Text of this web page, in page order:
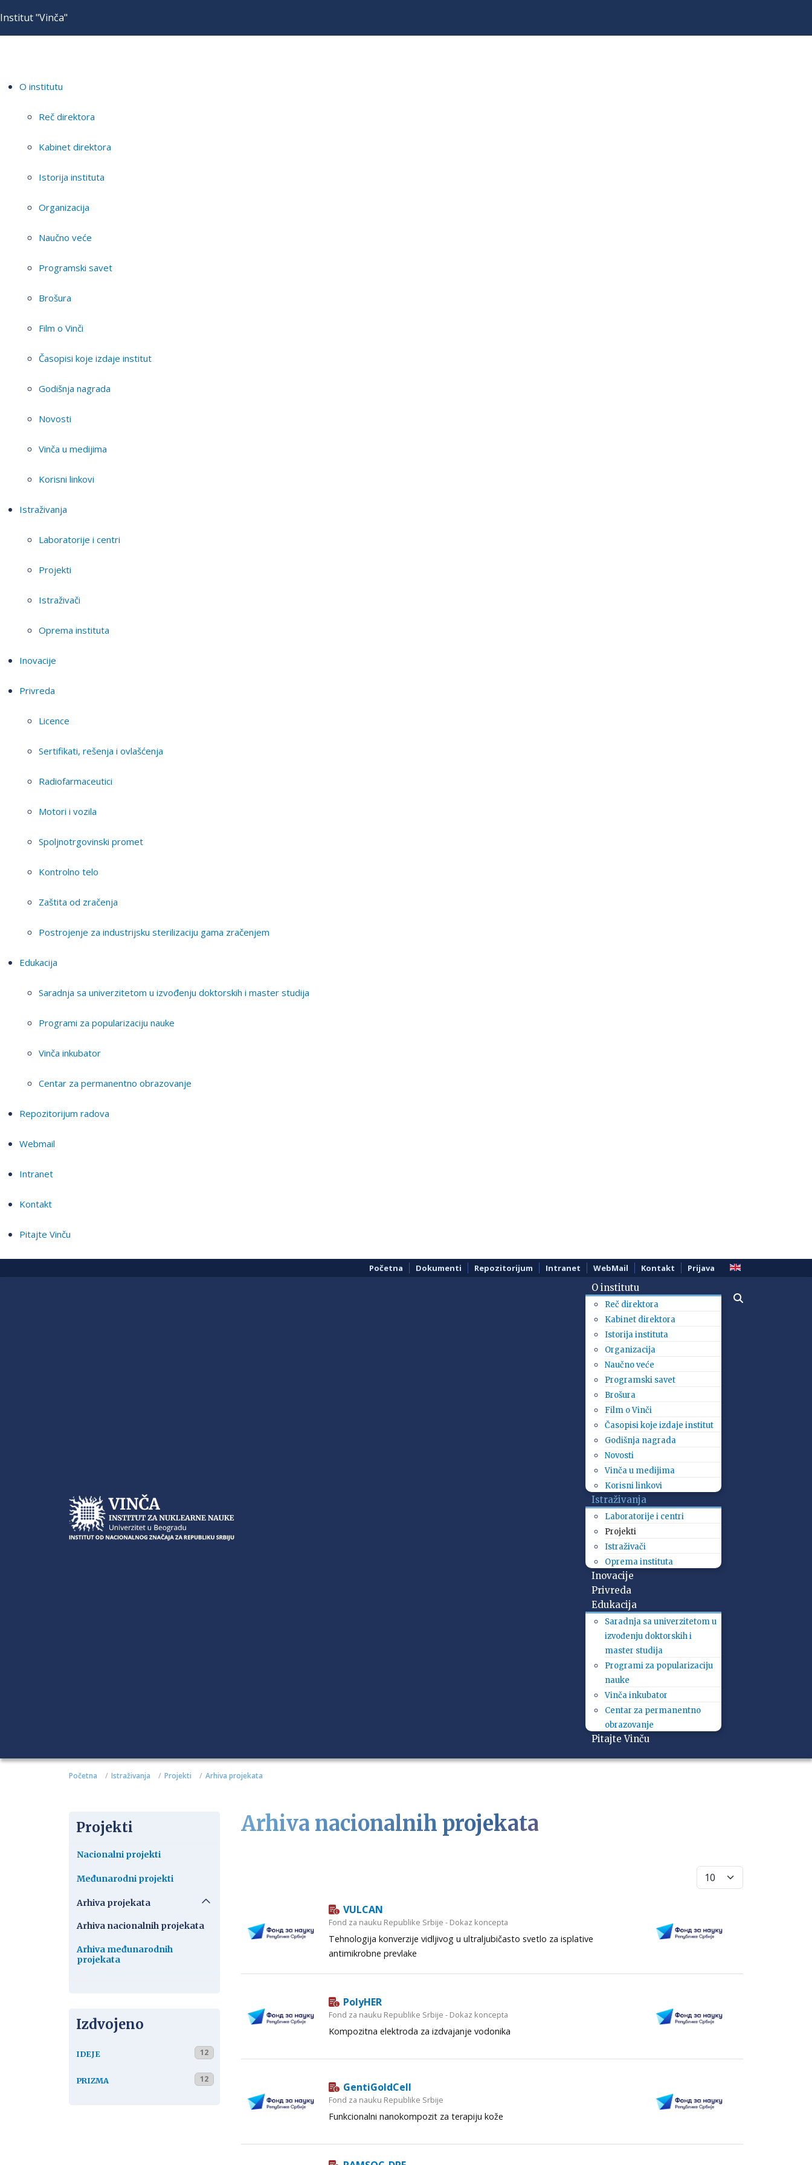
Institut "Vinča"
O institutu
Reč direktora
Kabinet direktora
Istorija instituta
Organizacija
Naučno veće
Programski savet
Brošura
Film o Vinči
Časopisi koje izdaje institut
Godišnja nagrada
Novosti
Vinča u medijima
Korisni linkovi
Istraživanja
Laboratorije i centri
Projekti
Istraživači
Oprema instituta
Inovacije
Privreda
Licence
Sertifikati, rešenja i ovlašćenja
Radiofarmaceutici
Motori i vozila
Spoljnotrgovinski promet
Kontrolno telo
Zaštita od zračenja
Postrojenje za industrijsku sterilizaciju gama zračenjem
Edukacija
Saradnja sa univerzitetom u izvođenju doktorskih i master studija
Programi za popularizaciju nauke
Vinča inkubator
Centar za permanentno obrazovanje
Repozitorijum radova
Webmail
Intranet
Kontakt
Pitajte Vinču
Početna Dokumenti Repozitorijum Intranet WebMail Kontakt Prijava
O institutu
Reč direktora
Kabinet direktora
Istorija instituta
Organizacija
Naučno veće
Programski savet
Brošura
Film o Vinči
Časopisi koje izdaje institut
Godišnja nagrada
Novosti
Vinča u medijima
Korisni linkovi
Istraživanja
Laboratorije i centri
Projekti
Istraživači
Oprema instituta
Inovacije
Privreda
Edukacija
Saradnja sa univerzitetom u
izvođenju doktorskih i
master studija
Programi za popularizaciju
nauke
Vinča inkubator
Centar za permanentno
obrazovanje
Pitajte Vinču
Početna Istraživanja Projekti Arhiva projekata
Projekti
Nacionalni projekti
Međunarodni projekti
Arhiva projekata
Arhiva nacionalnih projekata
Arhiva međunarodnih
projekata
Izdvojeno
IDEJE 12
PRIZMA 12
Arhiva nacionalnih projekata
Prikaži broj
VULCAN
Fond za nauku Republike Srbije - Dokaz koncepta
Tehnologija konverzije vidljivog u ultraljubičasto svetlo za isplative
antimikrobne prevlake
PolyHER
Fond za nauku Republike Srbije - Dokaz koncepta
Kompozitna elektroda za izdvajanje vodonika
GentiGoldCell
Fond za nauku Republike Srbije
Funkcionalni nanokompozit za terapiju kože